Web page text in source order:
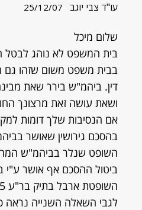
עו"ד צבי יוגב 25/12/07
שלום מיכל
בית המשפט לא נוהג לבטל
בבית משפט משום שזהו גם
דין. ביהמ"ש בירר שאת
ושאת עושה זאת מרצונך
אם הנסיבות שלך דומות
בהסכם גירושין שאושר
ביטול ההסכם אף אושר ע"י
השופטת ארבל בתיק בר"ע 6013/05)
לגבי השאלה השנייה נראה